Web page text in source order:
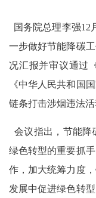
国务院总理李强12
一步做好节能降碳
况汇报并审议通过
《中华人民共和国
链条打击涉烟违法活
会议指出，节能降
绿色转型的重要抓
作，加大统筹力度
发展中促进绿色转